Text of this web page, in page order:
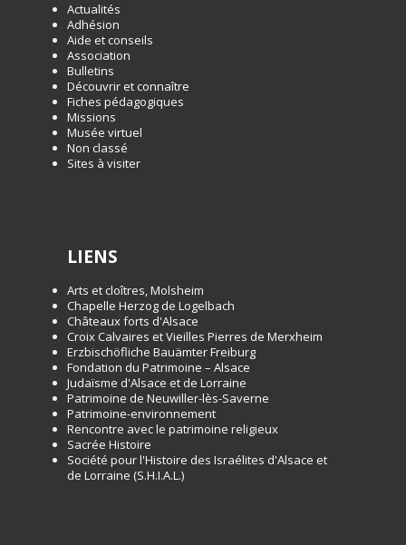
Actualités
Adhésion
Aide et conseils
Association
Bulletins
Découvrir et connaître
Fiches pédagogiques
Missions
Musée virtuel
Non classé
Sites à visiter
LIENS
Arts et cloîtres, Molsheim
Chapelle Herzog de Logelbach
Châteaux forts d'Alsace
Croix Calvaires et Vieilles Pierres de Merxheim
Erzbischöfliche Bauämter Freiburg
Fondation du Patrimoine – Alsace
Judaïsme d'Alsace et de Lorraine
Patrimoine de Neuwiller-lès-Saverne
Patrimoine-environnement
Rencontre avec le patrimoine religieux
Sacrée Histoire
Société pour l'Histoire des Israélites d'Alsace et
de Lorraine (S.H.I.A.L.)